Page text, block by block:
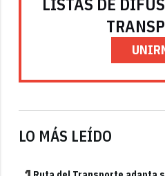
LO MÁS LEÍDO